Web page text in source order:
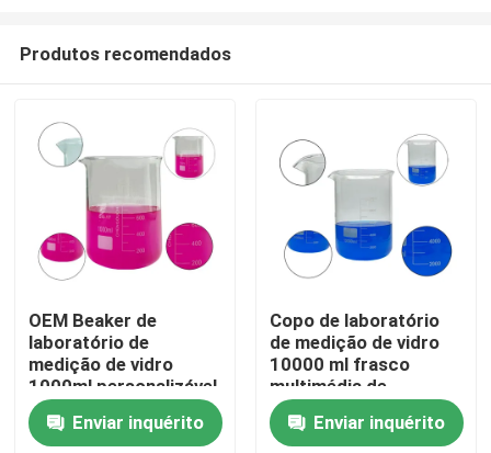
Para casa
Produtos recomendados
OEM Beaker de
laboratório de
medição de vidro
1000ml personalizável
Enviar inquérito
Copo de laboratório
de medição de vidro
10000 ml frasco
multimédia de
reagente
personalizável
Enviar inquérito